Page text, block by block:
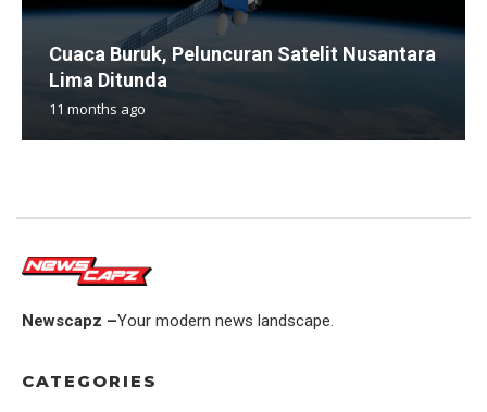
Cuaca Buruk, Peluncuran Satelit Nusantara
Lima Ditunda
11 months ago
Newscapz –Your modern news landscape.
CATEGORIES